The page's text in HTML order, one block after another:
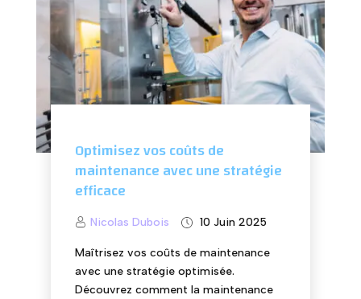
Optimisez vos coûts de
maintenance avec une stratégie
efficace
Nicolas Dubois 10 Juin 2025
Maîtrisez vos coûts de maintenance
avec une stratégie optimisée.
Découvrez comment la maintenance